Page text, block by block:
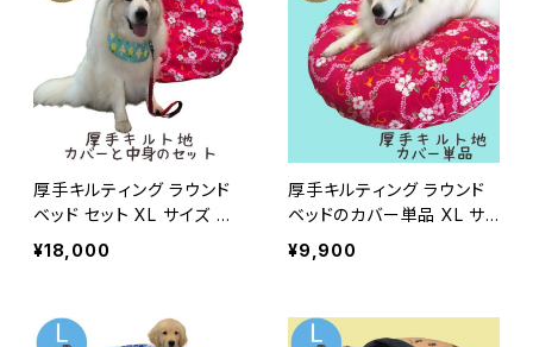
厚手キルティング ラウンド
ベッド セット XL サイズ 直
径130ｃｍ
¥18,000
厚手キルティング ラウンド
ベッドのカバー単品 XL サ
イズ 直径130ｃｍ
¥9,900